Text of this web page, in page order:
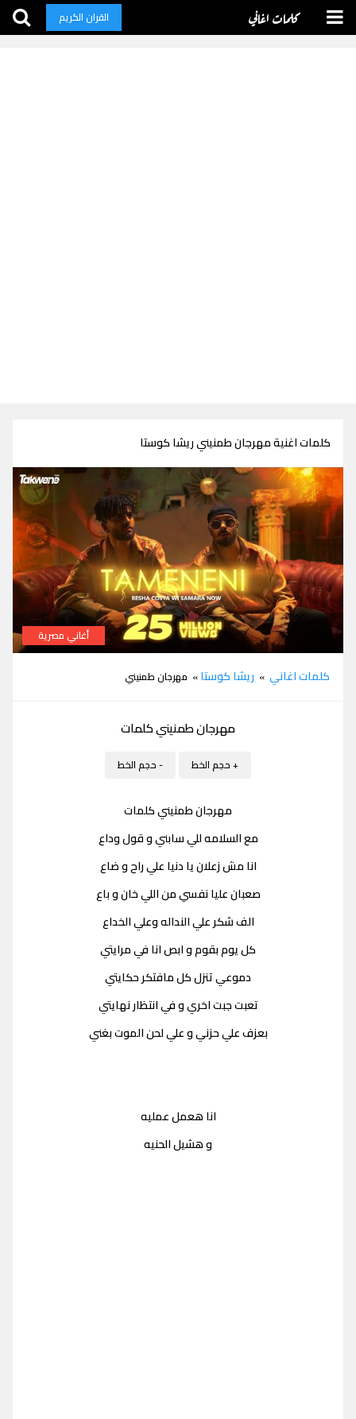
كلمات اغاني القران الكريم
كلمات اغنية مهرجان طمنيني ريشا كوستا
أغاني مصرية
كلمات اغاني » ريشا كوستا» مهرجان طمنيني
مهرجان طمنيني كلمات
+ حجم الخط - حجم الخط
مهرجان طمنيني كلمات
مع السلامه للي سابني و قول وداع
انا مش زعلان يا دنيا علي راح و ضاع
صعبان عليا نفسي من اللي خان و باع
الف شكر علي النداله وعلي الخداع
كل يوم بقوم و ابص انا في مرايتي
دموعي تنزل كل مافتكر حكايتي
تعبت جبت اخري و في انتظار نهايتي
بعزف علي حزني و علي لحن الموت بغني
انا هعمل عمليه
و هشيل الحنيه